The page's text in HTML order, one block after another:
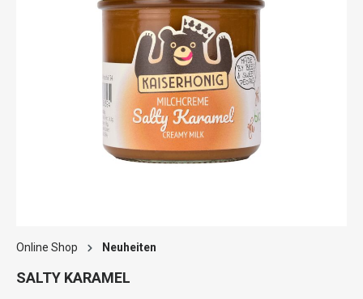
Online Shop Neuheiten
SALTY KARAMEL